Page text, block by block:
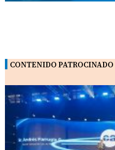
CONTENIDO PATROCINADO